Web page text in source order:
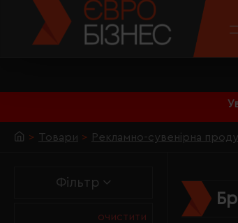
Товари Рекламно-сувенірна
Фільтр
очистити